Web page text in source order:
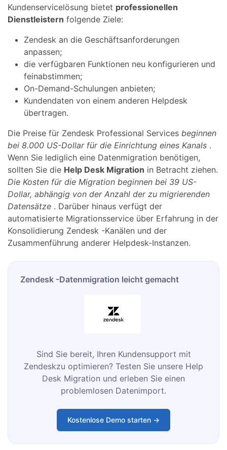
Kundenservicelösung bietet professionellen
Dienstleistern folgende Ziele:
Zendesk an die Geschäftsanforderungen
anpassen;
die verfügbaren Funktionen neu konfigurieren und
feinabstimmen;
On-Demand-Schulungen anbieten;
Kundendaten von einem anderen Helpdesk
übertragen.
Die Preise für Zendesk Professional Servicesbeginnen
bei 8.000 US-Dollar für die Einrichtung eines Kanals .
Wenn Sie lediglich eine Datenmigration benötigen,
sollten Sie die Help Desk Migration in Betracht ziehen.
Die Kosten für die Migration beginnen bei 39 US-
Dollar, abhängig von der Anzahl der zu migrierenden
Datensätze . Darüber hinaus verfügt der
automatisierte Migrationsservice über Erfahrung in der
Konsolidierung Zendesk -Kanälen und der
Zusammenführung anderer Helpdesk-Instanzen.
Zendesk -Datenmigration leicht gemacht
Sind Sie bereit, Ihren Kundensupport mit
Zendeskzu optimieren? Testen Sie unsere Help
Desk Migration und erleben Sie einen
problemlosen Datenimport.
Kostenlose Demo starten →